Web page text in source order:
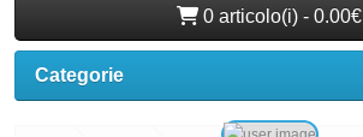
0 articolo(i) - 0.00€
Categorie